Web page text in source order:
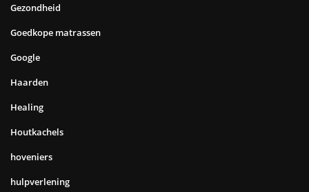
Gezondheid
Goedkope matrassen
Google
Haarden
Healing
Houtkachels
hoveniers
hulpverlening